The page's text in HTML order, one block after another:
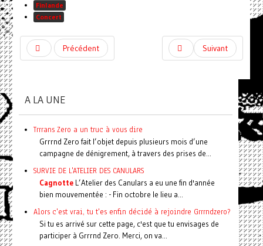
Finlande
Concert
Précédent Suivant
A LA UNE
Trrrans Zero a un truc à vous dire
Grrrnd Zero fait l’objet depuis plusieurs mois d’une
campagne de dénigrement, à travers des prises de...
SURVIE DE L'ATELIER DES CANULARS
CagnotteL’Atelier des Canulars a eu une fin d'année
bien mouvementée : - Fin octobre le lieu a...
Alors c'est vrai, tu t'es enfin décidé à rejoindre Grrrndzero?
Si tu es arrivé sur cette page, c'est que tu envisages de
participer à Grrrnd Zero. Merci, on va...